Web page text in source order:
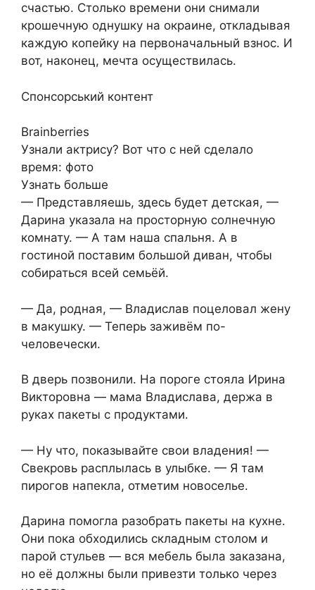
счастью. Столько времени они снимали
крошечную однушку на окраине, откладывая
каждую копейку на первоначальный взнос. И
вот, наконец, мечта осуществилась.
Спонсорський контент
Brainberries
Узнали актрису? Вот что с ней сделало
время: фото
Узнать больше
— Представляешь, здесь будет детская, —
Дарина указала на просторную солнечную
комнату. — А там наша спальня. А в
гостиной поставим большой диван, чтобы
собираться всей семьёй.
— Да, родная, — Владислав поцеловал жену
в макушку. — Теперь заживём по-
человечески.
В дверь позвонили. На пороге стояла Ирина
Викторовна — мама Владислава, держа в
руках пакеты с продуктами.
— Ну что, показывайте свои владения! —
Свекровь расплылась в улыбке. — Я там
пирогов напекла, отметим новоселье.
Дарина помогла разобрать пакеты на кухне.
Они пока обходились складным столом и
парой стульев — вся мебель была заказана,
но её должны были привезти только через